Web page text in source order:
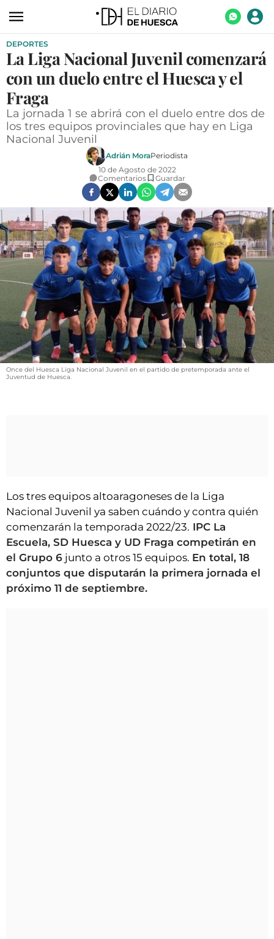
ACTUALIDAD
ECONOMÍA
TECNOLOGÍA
TURISMO
AGROALIMENTACIÓN
SOCIEDAD
OPINIÓN
GALERÍAS
VÍDEOS
CONTACTAR
FIESTAS EN EL ALTO ARAGÓN
FIESTAS DE SAN LORENZO
AGENDA
INICIAR SESIÓN
DEPORTES
La Liga Nacional Juvenil comenzará
con un duelo entre el Huesca y el
Fraga
La jornada 1 se abrirá con el duelo entre dos de
los tres equipos provinciales que hay en Liga
Nacional Juvenil
Adrián MoraPeriodista
10 de Agosto de 2022
Comentarios
Guardar
Once del Huesca Liga Nacional Juvenil en el partido de pretemporada ante el
Juventud de Huesca.
Los tres equipos altoaragoneses de la Liga
Nacional Juvenil ya saben cuándo y contra quién
comenzarán la temporada 2022/23. IPC La
Escuela, SD Huesca y UD Fraga competirán en
el Grupo 6 junto a otros 15 equipos. En total, 18
conjuntos que disputarán la primera jornada el
próximo 11 de septiembre.